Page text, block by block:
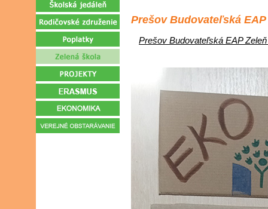
Prešov Budovateľská EAP
Prešov Budovateľská EAP